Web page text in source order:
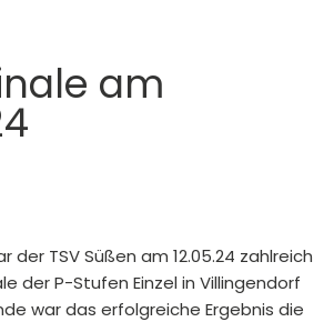
am
der TSV Süßen am 12.05.24 zahlreich
der P-Stufen Einzel in Villingendorf
war das erfolgreiche Ergebnis die